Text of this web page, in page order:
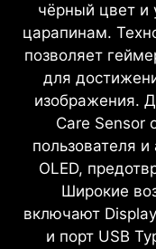
чёрный цвет и
царапинам.
позволяет
для
изображения.
Care Sensor
пользователя
OLED,
Широкие
включают
и порт USB